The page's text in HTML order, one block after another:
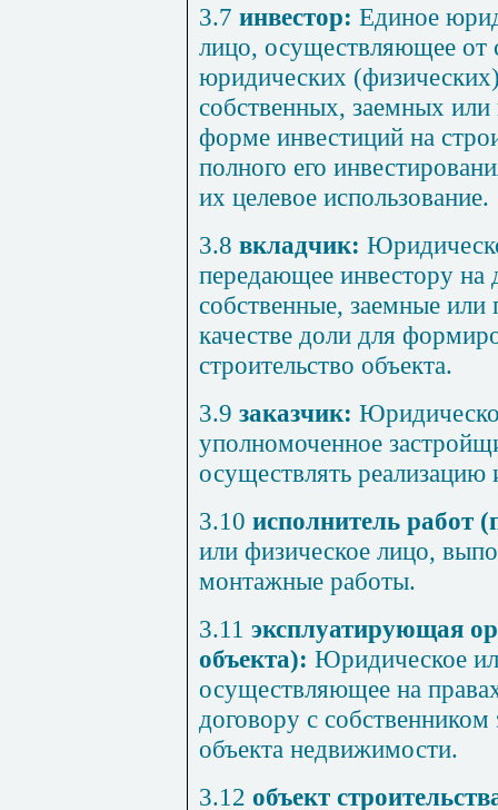
3.7 инвестор: Единое
лицо, осуществляющее от
юридических (физических
собственных, заемных или
форме инвестиций на
полного его
их целевое использование.
3.8 вкладчик:
передающее инвестору на
собственные, заемные или
качестве доли для
строительство объекта.
3.9 заказчик:
уполномоченное
осуществлять реализацию
3.10 исполнитель работ (
или физическое лицо,
монтажные работы.
3.11 эксплуатирующая
объекта): Юридическое
осуществляющее на
договору с собственником
объекта недвижимости.
3.12 объект